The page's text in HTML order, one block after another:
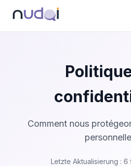
Comment nous
Letzte Aktualisierung :